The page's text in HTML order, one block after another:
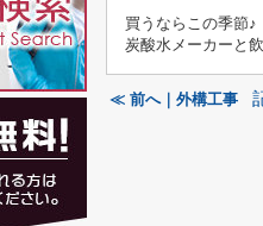
買うならこの季節♪
炭酸水メーカーと
≪ 前へ｜外構工事